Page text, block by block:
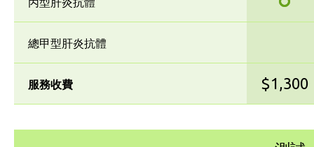
總甲型肝炎抗體
服務收費 $1,300